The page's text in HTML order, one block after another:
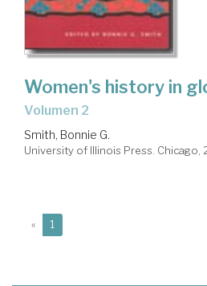
Women's history in
volumen 2
Smith, Bonnie G.
University of Illinois Press. Chicago,
« 1